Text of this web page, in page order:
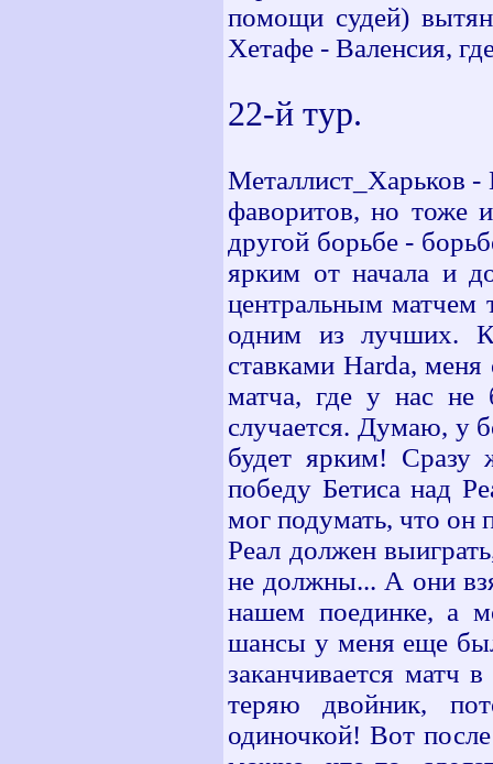
помощи судей)
Хетафе - Валенсия,
22-й тур.
Металлист_Харьков -
фаворитов, но тоже
другой борьбе -
ярким от начала и
центральным матчем
одним из лучших.
ставками Harda, меня
матча, где у нас не
случается. Думаю, у
будет ярким! Сразу
победу Бетиса над
мог подумать, что он
Реал должен
не должны... А они
нашем поединке, а
шансы у меня еще
заканчивается матч
теряю двойник,
одиночкой! Вот